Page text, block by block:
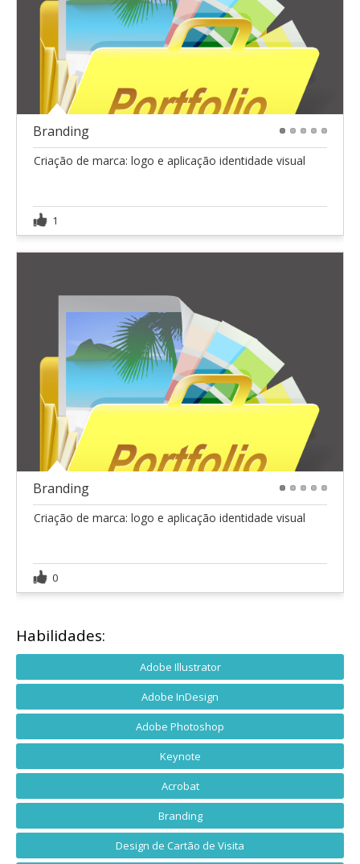
Branding
Criação de marca: logo e aplicação identidade visual
1
Branding
Criação de marca: logo e aplicação identidade visual
0
Habilidades:
Adobe Illustrator
Adobe InDesign
Adobe Photoshop
Keynote
Acrobat
Branding
Design de Cartão de Visita